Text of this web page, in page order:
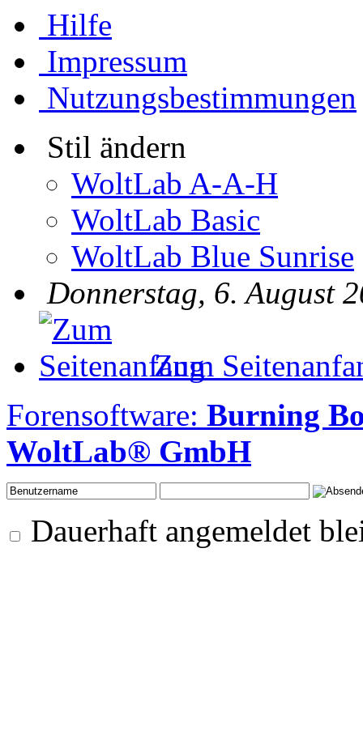
Hilfe
Impressum
Nutzungsbestimmungen
Stil ändern
WoltLab A-A-H
WoltLab Basic
WoltLab Blue Sunrise
Donnerstag, 6. August
Zum
Forensoftware: Burning
WoltLab® GmbH
Dauerhaft angemeldet